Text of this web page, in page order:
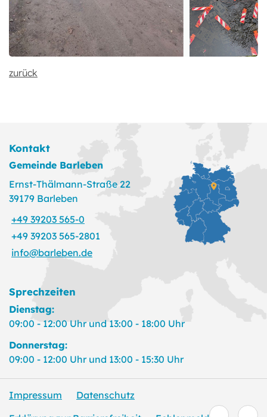
zurück
Kontakt
Gemeinde Barleben
Ernst-Thälmann-Straße 22
39179 Barleben
+49 39203 565-0
+49 39203 565-2801
info@barleben.de
Sprechzeiten
Dienstag:
09:00 - 12:00 Uhr und 13:00 - 18:00 Uhr
Donnerstag:
09:00 - 12:00 Uhr und 13:00 - 15:30 Uhr
Impressum
Datenschutz